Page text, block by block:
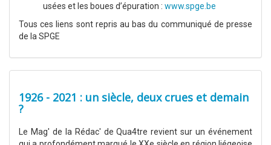
usées et les boues d’épuration : www.spge.be
Tous ces liens sont repris au bas du communiqué de presse
de la SPGE
1926 - 2021 : un siècle, deux crues et demain
?
Le Mag' de la Rédac' de Qua4tre revient sur un événement